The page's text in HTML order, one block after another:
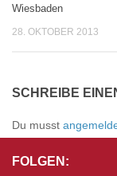
Wiesbaden
28. OKTOBER 2013
SCHREIBE
Du musst
FOLGEN: